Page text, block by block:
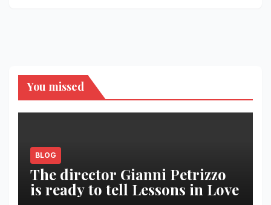
You missed
BLOG
The director Gianni Petrizzo
is ready to tell Lessons in Love